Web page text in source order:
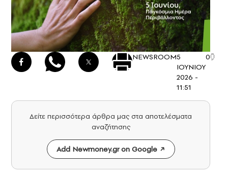
NEWSROOM5
ΙΟΥΝΙΟΥ
2026 -
11:51
0
Δείτε περισσότερα άρθρα μας στα αποτελέσματα
αναζήτησης
Add Newmoney.gr on Google